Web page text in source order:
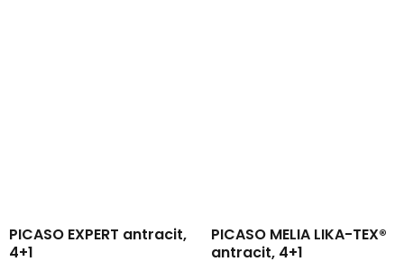
PICASO EXPERT antracit,
4+1
PICASO MELIA LIKA-TEX®
antracit, 4+1